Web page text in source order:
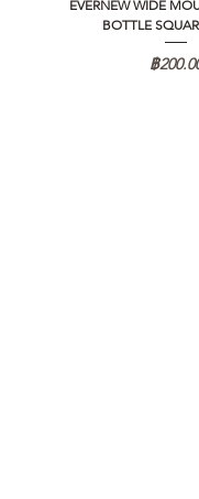
EVERNEW WIDE
BOTTLE
ราคา
฿